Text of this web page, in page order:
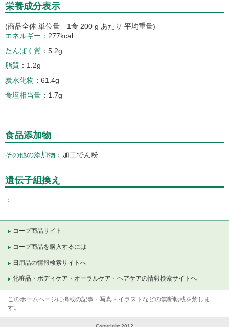
栄養成分表示
(商品全体 単位量 1食 200 g あたり 平均重量)
エネルギー
277kcal
たんぱく質
5.2g
脂質
1.2g
炭水化物
61.4g
食塩相当量
1.7g
食品添加物
その他の添加物 加工でん粉
遺伝子組換え
コープ商品サイト
コープ商品を購入するには
日用品の情報検索サイトへ
化粧品・ボディケア・オーラルケア・ヘアケアの情報検索サイトへ
このホームページに掲載の記事・写真・イラストなどの無断転載を禁じま
す。